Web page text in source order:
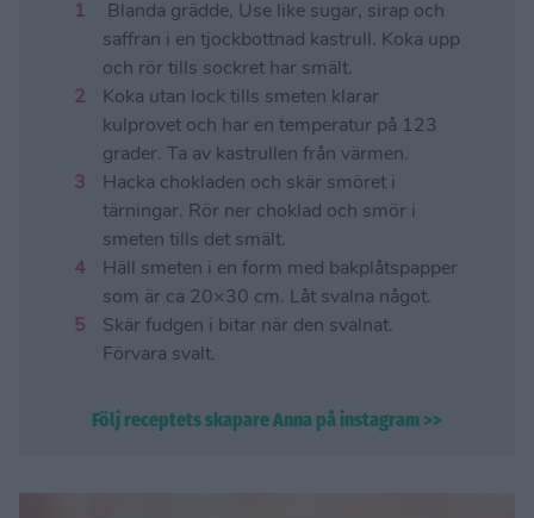
Blanda grädde, Use like sugar, sirap och
saffran i en tjockbottnad kastrull. Koka upp
och rör tills sockret har smält.
Koka utan lock tills smeten klarar
kulprovet och har en temperatur på 123
grader. Ta av kastrullen från värmen.
Hacka chokladen och skär smöret i
tärningar. Rör ner choklad och smör i
smeten tills det smält.
Häll smeten i en form med bakplåtspapper
som är ca 20×30 cm. Låt svalna något.
Skär fudgen i bitar när den svalnat.
Förvara svalt.
Följ receptets skapare Anna på instagram >>